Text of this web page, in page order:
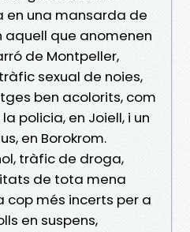
en una mansarda de
aquell que anomenen
de Montpeller,
sexual de noies,
ben acolorits, com
policia, en Joiell, i un
en Borokrom.
tràfic de droga,
de tota mena
cop més incerts per a
en suspens,